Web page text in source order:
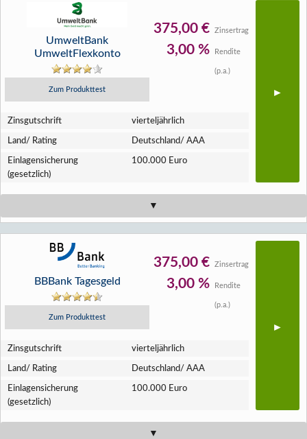
UmweltBank
UmweltFlexkonto
Zum Produkttest
375,00 € Zinsertrag
3,00 % Rendite
(p.a.)
Zins­gutschrift vierteljährlich
Land/ Rating Deutschland/ AAA
Einlagen­sicherung
(gesetzlich)
100.000 Euro
BBBank Tagesgeld
Zum Produkttest
375,00 € Zinsertrag
3,00 % Rendite
(p.a.)
Zins­gutschrift vierteljährlich
Land/ Rating Deutschland/ AAA
Einlagen­sicherung
(gesetzlich)
100.000 Euro